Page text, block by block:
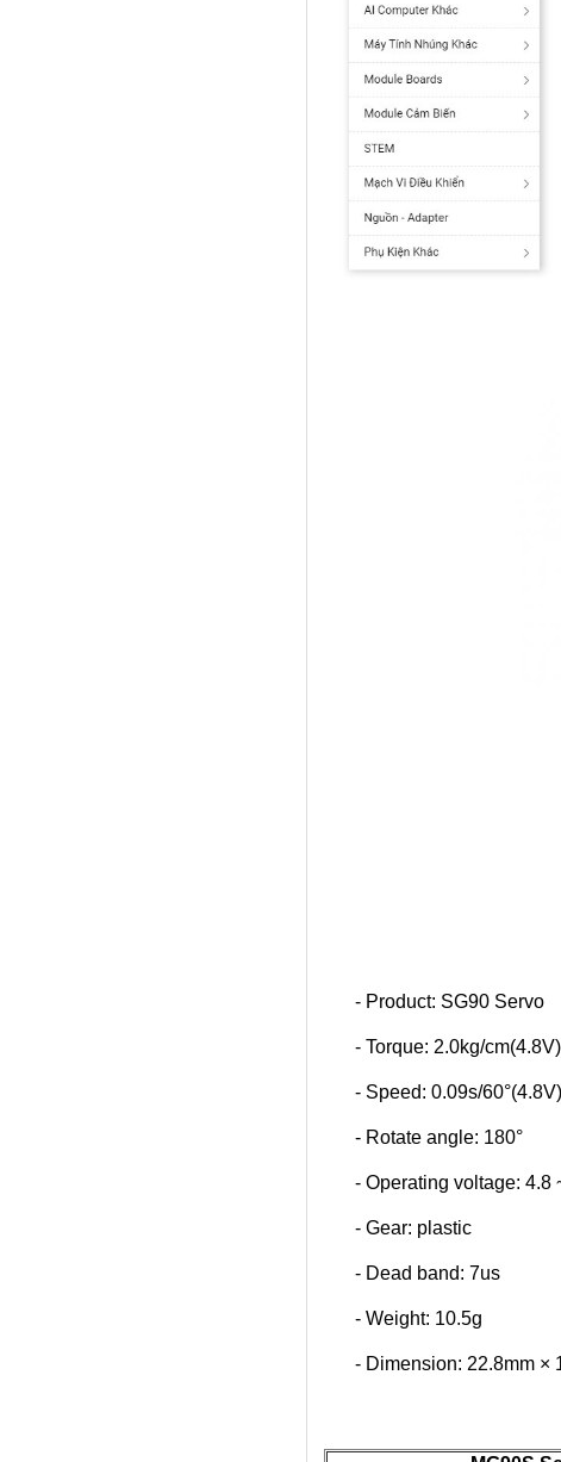
- Product: SG90 Servo
- Torque: 2.0kg/
- Speed: 0.09s/
- Rotate angle: 180°
- Operating voltage: 4.8
- Gear: plastic
- Dead band: 7us
- Weight: 10.5g
- Dimension: 22.8mm ×